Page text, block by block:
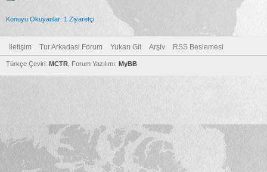
Konuyu Okuyanlar: 1 Ziyaretçi
İletişim Tur Arkadasi Forum Yukarı Git Arşiv RSS Beslemesi
Türkçe Çeviri: MCTR , Forum Yazılımı: MyBB